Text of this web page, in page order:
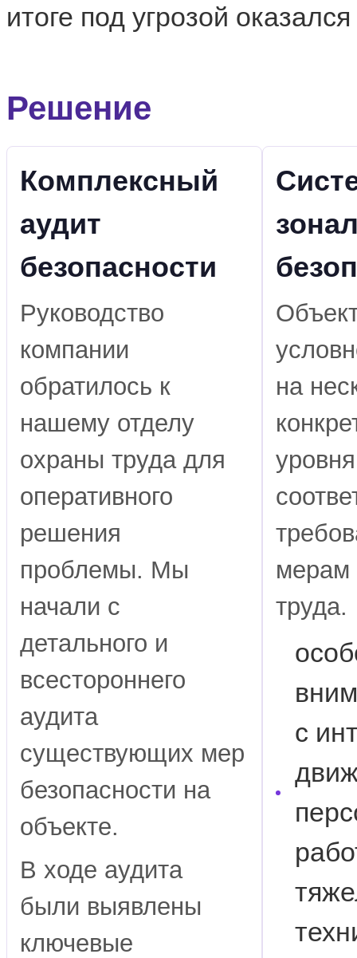
итоге под угрозой
Решение
Комплексный
аудит
безопасности
Руководство
компании
обратилось к
нашему отделу
охраны труда для
оперативного
решения
проблемы. Мы
начали с
детального и
всестороннего
аудита
существующих мер
безопасности на
объекте.
В ходе аудита
были выявлены
ключевые
на
мерам
труда.
с